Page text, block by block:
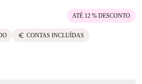
ATÉ 12 % DESCONTO
euro CONTAS INCLUÍDAS